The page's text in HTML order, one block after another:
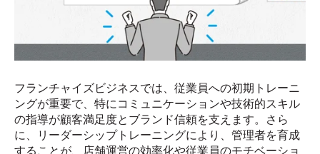
フランチャイズビジネスでは、従業員への初期トレーニ
ングが重要で、特にコミュニケーションや技術的スキル
の指導が顧客満足度とブランド信頼を支えます。さら
に、リーダーシップトレーニングにより、管理者を育成
することが、店舗運営の効率化や従業員のモチベーショ